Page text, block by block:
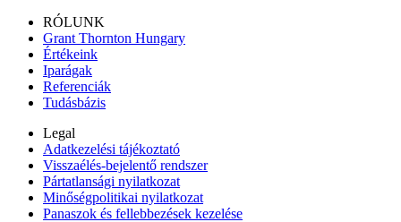
RÓLUNK
Grant Thornton Hungary
Értékeink
Iparágak
Referenciák
Tudásbázis
Legal
Adatkezelési tájékoztató
Visszaélés-bejelentő rendszer
Pártatlansági nyilatkozat
Minőségpolitikai nyilatkozat
Panaszok és fellebbezések kezelése